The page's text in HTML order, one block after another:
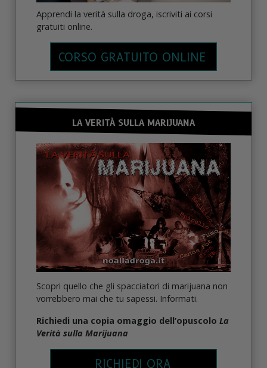
Apprendi la verità sulla droga, iscriviti ai corsi
gratuiti online.
CORSO GRATUITO ONLINE
LA VERITÀ SULLA MARIJUANA
Scopri quello che gli spacciatori di marijuana non
vorrebbero mai che tu sapessi. Informati.
Richiedi una copia omaggio dell’opuscolo La
Verità sulla Marijuana
RICHIEDI ORA